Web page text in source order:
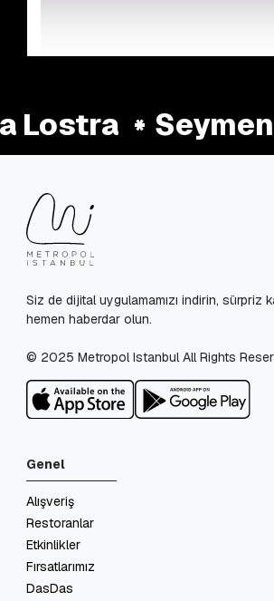
Lostra
Siz de dijital uygulamamızı indirin, sürpriz
hemen haberdar olun.
© 2025 Metropol Istanbul All Rights
Genel
Alışveriş
Restoranlar
Etkinlikler
Fırsatlarımız
DasDas